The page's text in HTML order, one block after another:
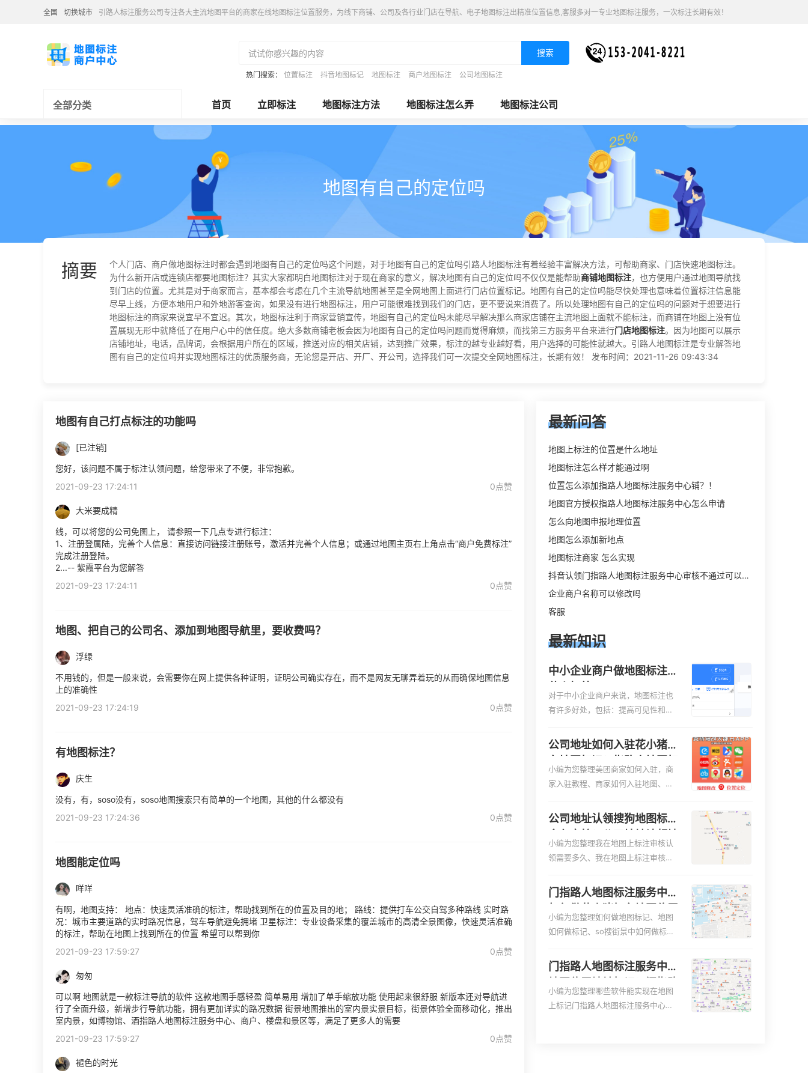
全国 切换城市 引路人标注服务公司专注各大主流地图平台的商家在线地图标注位置服务，为线下商铺、公司及各行业门店在导航、电子地图标注出精准位置信息,客服多对一专业地图标注服务，一次标注长期有效！
搜索
热门搜索： 位置标注 抖音地图标记 地图标注 商户地图标注 公司地图标注
全部分类 首页 立即标注 地图标注方法 地图标注怎么弄 地图标注公司
地图有自己的定位吗
摘要
个人门店、商户做地图标注时都会遇到地图有自己的定位吗这个问题，对于地图有自己的定位吗引路人地图标注有着经验丰富解决方法，可帮助商家、门店快速地图标注。
为什么新开店或连锁店都要地图标注？其实大家都明白地图标注对于现在商家的意义，解决地图有自己的定位吗不仅仅是能帮助商铺地图标注，也方便用户通过地图导航找
到门店的位置。尤其是对于商家而言，基本都会考虑在几个主流导航地图甚至是全网地图上面进行门店位置标记。地图有自己的定位吗能尽快处理也意味着位置标注信息能
尽早上线，方便本地用户和外地游客查询，如果没有进行地图标注，用户可能很难找到我们的门店，更不要说来消费了。所以处理地图有自己的定位吗的问题对于想要进行
地图标注的商家来说宜早不宜迟。其次，地图标注利于商家营销宣传，地图有自己的定位吗未能尽早解决那么商家店铺在主流地图上面就不能标注，而商铺在地图上没有位
置展现无形中就降低了在用户心中的信任度。绝大多数商铺老板会因为地图有自己的定位吗问题而觉得麻烦，而找第三方服务平台来进行门店地图标注。因为地图可以展示
店铺地址，电话，品牌词，会根据用户所在的区域，推送对应的相关店铺，达到推广效果，标注的越专业越好看，用户选择的可能性就越大。引路人地图标注是专业解答地
图有自己的定位吗并实现地图标注的优质服务商，无论您是开店、开厂、开公司，选择我们可一次提交全网地图标注，长期有效！ 发布时间：2021-11-26 09:43:34
地图有自己打点标注的功能吗
[已注销]
您好，该问题不属于标注认领问题，给您带来了不便，非常抱歉。
2021-09-23 17:24:11
0点赞
大米要成精
线，可以将您的公司免图上， 请参照一下几点专进行标注：
1、注册登属陆，完善个人信息：直接访问链接注册账号，激活并完善个人信息；或通过地图主页右上角点击“商户免费标注”
完成注册登陆。
2...-- 紫霞平台为您解答
2021-09-23 17:24:11
0点赞
地图、把自己的公司名、添加到地图导航里，要收费吗？
浮绿
不用钱的，但是一般来说，会需要你在网上提供各种证明，证明公司确实存在，而不是网友无聊弄着玩的从而确保地图信息
上的准确性
2021-09-23 17:24:19
0点赞
有地图标注？
庆生
没有，有，soso没有，soso地图搜索只有简单的一个地图，其他的什么都没有
2021-09-23 17:24:36
0点赞
地图能定位吗
咩咩
有啊，地图支持： 地点：快速灵活准确的标注，帮助找到所在的位置及目的地； 路线：提供打车公交自驾多种路线 实时路
况：城市主要道路的实时路况信息，驾车导航避免拥堵 卫星标注：专业设备采集的覆盖城市的高清全景图像，快速灵活准确
的标注，帮助在地图上找到所在的位置 希望可以帮到你
2021-09-23 17:59:27
0点赞
匆匆
可以啊 地图就是一款标注导航的软件 这款地图手感轻盈 简单易用 增加了单手缩放功能 使用起来很舒服 新版本还对导航进
行了全面升级，新增步行导航功能，拥有更加详实的路况数据 街景地图推出的室内景实景目标，街景体验全面移动化，推出
室内景，如博物馆、酒指路人地图标注服务中心、商户、楼盘和景区等，满足了更多人的需要
2021-09-23 17:59:27
0点赞
褪色的时光
最新问答
地图上标注的位置是什么地址
地图标注怎么样才能通过啊
位置怎么添加指路人地图标注服务中心铺？！
地图官方授权指路人地图标注服务中心怎么申请
怎么向地图申报地理位置
地图怎么添加新地点
地图标注商家 怎么实现
抖音认领门指路人地图标注服务中心审核不通过可以删除不
企业商户名称可以修改吗
客服
最新知识
中小企业商户做地图标注有
对于中小企业商户来说，地图标注也
有许多好处，包括：提高可见性和曝
置，可以增加商户的可见性和曝光
率。当潜在客户在地图上搜索相关服
务或产品时，能够快速找到标注的商
户位置，增加商户被发现的机会。方
更容易地找到商户的实际位置。特别
是对于新客户或不熟悉该地区的客户
来说，地图标注可以提供明确的导航
指引，减少客户的迷路和浪费时间的
实体指路人地图标注服务中心面的存
在。对于一些客户来说，实体指路人
地
公司地址如何入驻花小猪打
注服务中心铺如何入驻花小
小编为您整理美团商家如何入驻，商
家入驻教程、商家如何入驻地图、如
图、家政公司如何入驻美团相关地图
标注知识，详情可查看下方正文！
公司地址认领搜狗地图标注
图标注多久审核？
小编为您整理我在地图上标注审核认
领需要多久、我在地图上标注审核认
领需要多久i、我在地图上标注审核认
领需要多久Y、搜狗地图标注要多久才
显示相关地图标注知识，详情可查看
下方正文！
门指路人地图标注服务中心
标记？门指路人地图标注服
地址标记？
小编为您整理如何做地图标记、地图
如何做标记、so搜街景中如何做标
到门指路人地图标注服务中心办理手
续的吗、哪些软件能实现在地图上标
记门指路人地图标注服务中心位置相
关地图标注知识，详情可查看下方正
门指路人地图标注服务中心
人地图标注服务中心苹果地
小编为您整理哪些软件能实现在地图
上标记门指路人地图标注服务中心位